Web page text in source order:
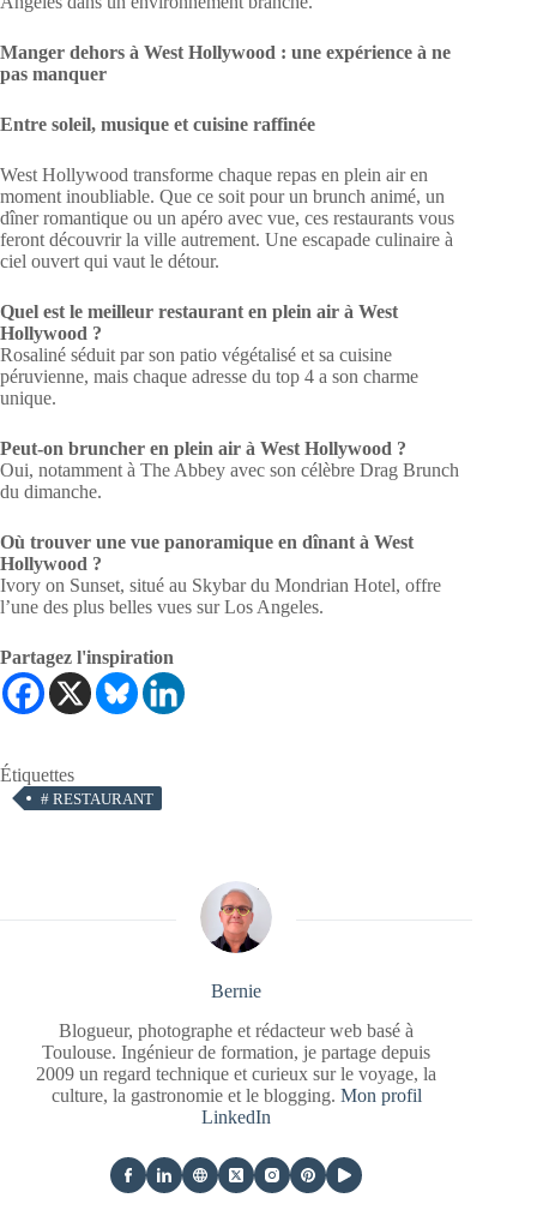
Manger dehors à West Hollywood : une expérience à ne
pas manquer
Entre soleil, musique et cuisine raffinée
West Hollywood transforme chaque repas en plein air en
moment inoubliable. Que ce soit pour un brunch animé, un
dîner romantique ou un apéro avec vue, ces restaurants vous
feront découvrir la ville autrement. Une escapade culinaire à
ciel ouvert qui vaut le détour.
Quel est le meilleur restaurant en plein air à West
Hollywood ?
Rosaliné séduit par son patio végétalisé et sa cuisine
péruvienne, mais chaque adresse du top 4 a son charme
unique.
Peut-on bruncher en plein air à West Hollywood ?
Oui, notamment à The Abbey avec son célèbre Drag Brunch
du dimanche.
Où trouver une vue panoramique en dînant à West
Hollywood ?
Ivory on Sunset, situé au Skybar du Mondrian Hotel, offre
l’une des plus belles vues sur Los Angeles.
Partagez l'inspiration
Étiquettes
# RESTAURANT
Bernie
Blogueur, photographe et rédacteur web basé à
Toulouse. Ingénieur de formation, je partage depuis
2009 un regard technique et curieux sur le voyage, la
culture, la gastronomie et le blogging. Mon profil
LinkedIn